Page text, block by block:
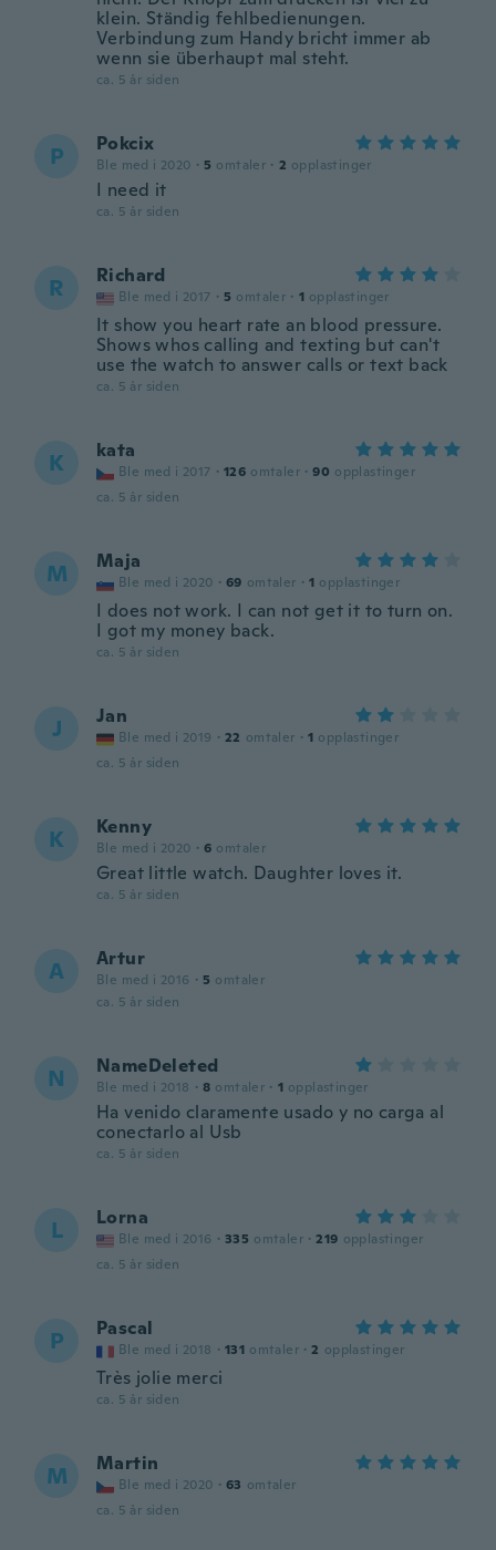
klein. Ständig fehlbedienungen.
Verbindung zum Handy bricht immer ab
wenn sie überhaupt mal steht.
ca. 5 år siden
P Pokcix
Ble med i 2020 · 5 omtaler · 2 opplastinger
I need it
ca. 5 år siden
R Richard
Ble med i 2017 · 5 omtaler · 1 opplastinger
It show you heart rate an blood pressure.
Shows whos calling and texting but can't
use the watch to answer calls or text back
ca. 5 år siden
K kata
Ble med i 2017 · 126 omtaler · 90 opplastinger
ca. 5 år siden
M Maja
Ble med i 2020 · 69 omtaler · 1 opplastinger
I does not work. I can not get it to turn on.
I got my money back.
ca. 5 år siden
J Jan
Ble med i 2019 · 22 omtaler · 1 opplastinger
ca. 5 år siden
K Kenny
Ble med i 2020 · 6 omtaler
Great little watch. Daughter loves it.
ca. 5 år siden
A Artur
Ble med i 2016 · 5 omtaler
ca. 5 år siden
N NameDeleted
Ble med i 2018 · 8 omtaler · 1 opplastinger
Ha venido claramente usado y no carga al
conectarlo al Usb
ca. 5 år siden
L Lorna
Ble med i 2016 · 335 omtaler · 219 opplastinger
ca. 5 år siden
P Pascal
Ble med i 2018 · 131 omtaler · 2 opplastinger
Très jolie merci
ca. 5 år siden
M Martin
Ble med i 2020 · 63 omtaler
ca. 5 år siden